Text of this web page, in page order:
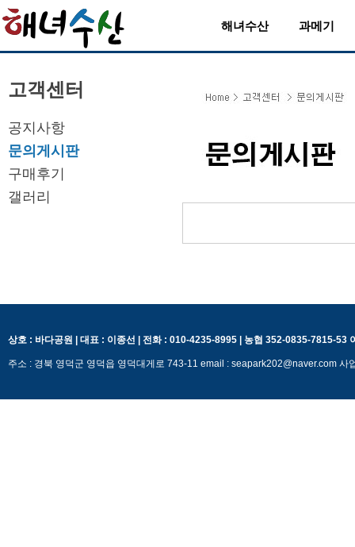
해녀수산 과메기
고객센터
공지사항
문의게시판
구매후기
갤러리
상호 : 바다공원 | 대표 : 이종선 | 전화 : 010-4235-8995 | 농협 352-0835-7815-53
주소 : 경북 영덕군 영덕읍 영덕대게로 743-11 email : seapark202@naver.com